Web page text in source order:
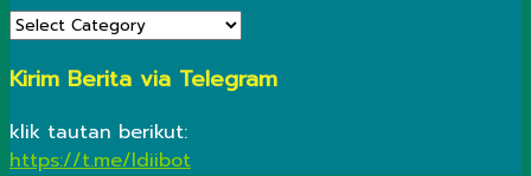
KATEGORI
Kirim Berita via Telegram
klik tautan berikut:
https://t.me/ldiibot